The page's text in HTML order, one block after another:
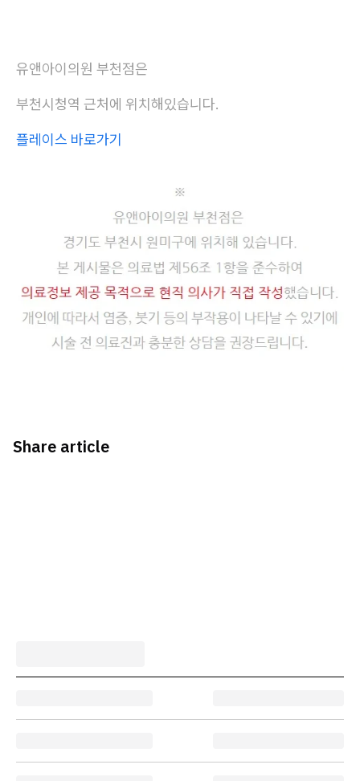
유앤아이의원 부천점은
부천시청역 근처에 위치해있습니다.
플레이스 바로가기
Share article